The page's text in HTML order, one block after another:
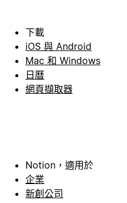
下載
iOS 與 Android
Mac 和 Windows
日曆
網頁擷取器
Notion，適用於
企業
新創公司